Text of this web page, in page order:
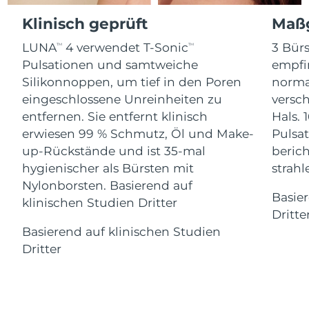
Klinisch geprüft
LUNATM 4 verwendet T-SonicTM
Pulsationen und samtweiche
Silikonnoppen, um tief in den Poren
eingeschlossene Unreinheiten zu
entfernen. Sie entfernt klinisch
erwiesen 99 % Schmutz, Öl und Make-
up-Rückstände und ist 35-mal
hygienischer als Bürsten mit
Nylonborsten. Basierend auf
klinischen Studien Dritter
Basierend auf klinischen Studien
Dritter
3
Hals.
For healthy hair
Kosmetik
Kaufe alles
FOREO APP
ÜBER
Isle of Man 8/10/26
Israel Erwartete Lieferung 8/12/26
Italien Erwartete Lieferung
Japan Erwartete Lieferung
Jersey Erwartete Lieferung 8/13/26
Kasachstan Erwartete Lieferung
8/8/26
Lettland